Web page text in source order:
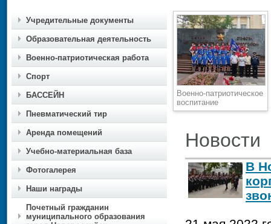
Учредительные документы
Образовательная деятельность
Военно-патриотическая работа
Спорт
БАССЕЙН
Пневматический тир
Аренда помещений
Учебно-материальная база
Фотогалерея
Наши награды
Почетный гражданин
муниципального образования
Военно-патриотическое
воспитание
Новости
В